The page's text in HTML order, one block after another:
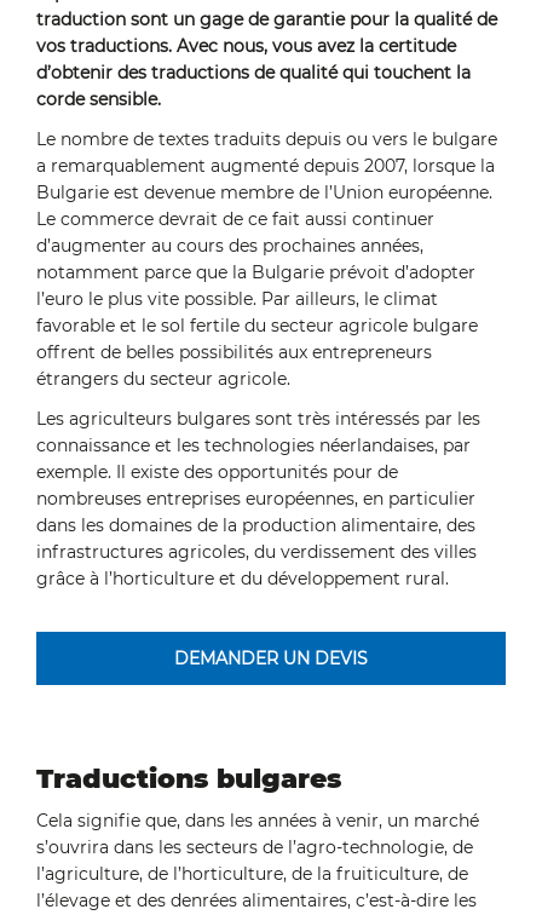
traduction sont un gage de garantie pour la qualité de
vos traductions. Avec nous, vous avez la certitude
d’obtenir des traductions de qualité qui touchent la
corde sensible.
Le nombre de textes traduits depuis ou vers le bulgare
a remarquablement augmenté depuis 2007, lorsque la
Bulgarie est devenue membre de l’Union européenne.
Le commerce devrait de ce fait aussi continuer
d’augmenter au cours des prochaines années,
notamment parce que la Bulgarie prévoit d’adopter
l’euro le plus vite possible. Par ailleurs, le climat
favorable et le sol fertile du secteur agricole bulgare
offrent de belles possibilités aux entrepreneurs
étrangers du secteur agricole.
Les agriculteurs bulgares sont très intéressés par les
connaissance et les technologies néerlandaises, par
exemple. Il existe des opportunités pour de
nombreuses entreprises européennes, en particulier
dans les domaines de la production alimentaire, des
infrastructures agricoles, du verdissement des villes
grâce à l’horticulture et du développement rural.
DEMANDER UN DEVIS
Traductions bulgares
Cela signifie que, dans les années à venir, un marché
s’ouvrira dans les secteurs de l’agro-technologie, de
l’agriculture, de l’horticulture, de la fruiticulture, de
l’élevage et des denrées alimentaires, c’est-à-dire les